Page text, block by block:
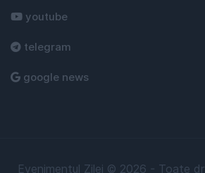
youtube
telegram
google news
Evenimentul Zilei © 2026 - Toate